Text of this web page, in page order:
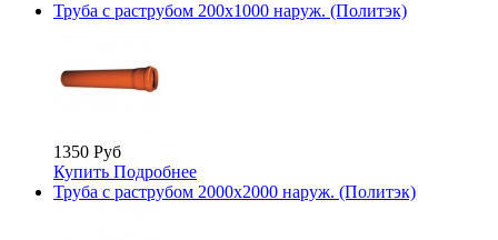
Труба с раструбом 200х1000 наруж. (Политэк)
1350 Руб
Купить Подробнее
Труба с раструбом 2000х2000 наруж. (Политэк)